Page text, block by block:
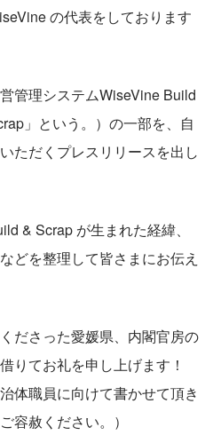
の代表をしております
管理システムWiseVine Build
」という。）の一部を、自
ただくプレスリリースを出し
& Scrap が生まれた経緯、
どを整理して皆さまにお伝え
ださった愛媛県、内閣官房の
りてお礼を申し上げます！
体職員に向けて書かせて頂き
容赦ください。）